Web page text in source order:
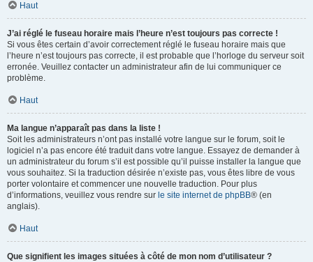
Haut
J’ai réglé le fuseau horaire mais l’heure n’est toujours pas correcte !
Si vous êtes certain d’avoir correctement réglé le fuseau horaire mais que
l’heure n’est toujours pas correcte, il est probable que l’horloge du serveur soit
erronée. Veuillez contacter un administrateur afin de lui communiquer ce
problème.
Haut
Ma langue n’apparaît pas dans la liste !
Soit les administrateurs n’ont pas installé votre langue sur le forum, soit le
logiciel n’a pas encore été traduit dans votre langue. Essayez de demander à
un administrateur du forum s’il est possible qu’il puisse installer la langue que
vous souhaitez. Si la traduction désirée n’existe pas, vous êtes libre de vous
porter volontaire et commencer une nouvelle traduction. Pour plus
d’informations, veuillez vous rendre sur le site internet de phpBB® (en
anglais).
Haut
Que signifient les images situées à côté de mon nom d’utilisateur ?